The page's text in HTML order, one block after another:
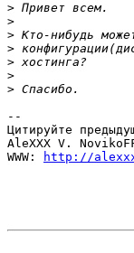
>
>
>
>
>
>
>
--
Цитируйте
AleXXX V.
WWW:
http://